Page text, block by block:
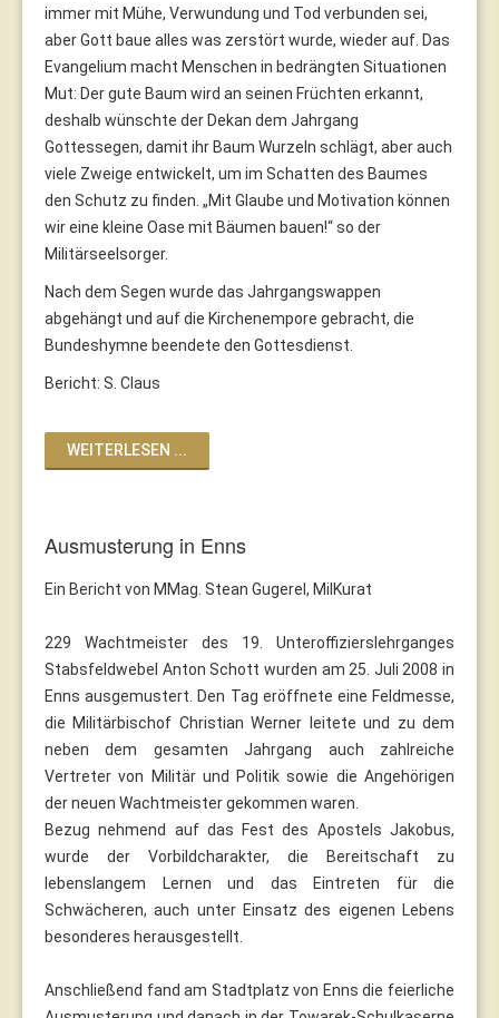
immer mit Mühe, Verwundung und Tod verbunden sei,
aber Gott baue alles was zerstört wurde, wieder auf. Das
Evangelium macht Menschen in bedrängten Situationen
Mut: Der gute Baum wird an seinen Früchten erkannt,
deshalb wünschte der Dekan dem Jahrgang
Gottessegen, damit ihr Baum Wurzeln schlägt, aber auch
viele Zweige entwickelt, um im Schatten des Baumes
den Schutz zu finden. „Mit Glaube und Motivation können
wir eine kleine Oase mit Bäumen bauen!“ so der
Militärseelsorger.
Nach dem Segen wurde das Jahrgangswappen
abgehängt und auf die Kirchenempore gebracht, die
Bundeshymne beendete den Gottesdienst.
Bericht: S. Claus
WEITERLESEN ...
Ausmusterung in Enns
Ein Bericht von MMag. Stean Gugerel, MilKurat
229 Wachtmeister des 19. Unteroffizierslehrganges
Stabsfeldwebel Anton Schott wurden am 25. Juli 2008 in
Enns ausgemustert. Den Tag eröffnete eine Feldmesse,
die Militärbischof Christian Werner leitete und zu dem
neben dem gesamten Jahrgang auch zahlreiche
Vertreter von Militär und Politik sowie die Angehörigen
der neuen Wachtmeister gekommen waren.
Bezug nehmend auf das Fest des Apostels Jakobus,
wurde der Vorbildcharakter, die Bereitschaft zu
lebenslangem Lernen und das Eintreten für die
Schwächeren, auch unter Einsatz des eigenen Lebens
besonderes herausgestellt.
Anschließend fand am Stadtplatz von Enns die feierliche